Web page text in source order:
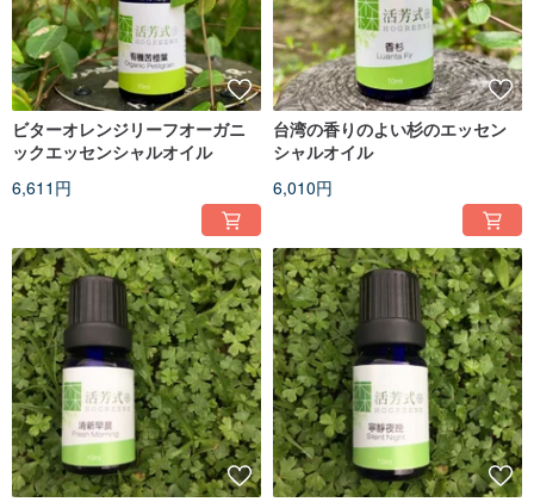
ビターオレンジリーフオーガニ
ックエッセンシャルオイル
6,611円
台湾の香りのよい杉のエッセン
シャルオイル
6,010円